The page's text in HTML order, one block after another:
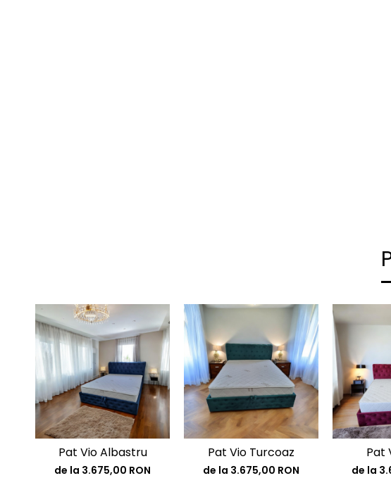
Pat Vio Albastru
de la 3.675,00 RON
Pat Vio Turcoaz
de la 3.675,00 RON
Pat
de la